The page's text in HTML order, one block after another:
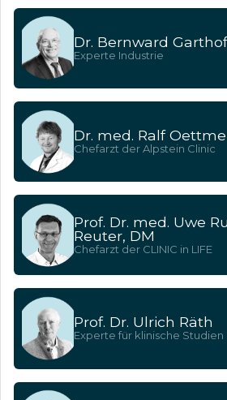
Dr. Bernward
Experte Industrie
Dr. med. Ralf
Chefarzt der Alpstein Clinic
Prof. Dr. med. Uwe
Reuter, DM
Chefarzt der CLINIC in LIFE
Prof. Dr. Ulrich Räth
Experte für klinische Studien